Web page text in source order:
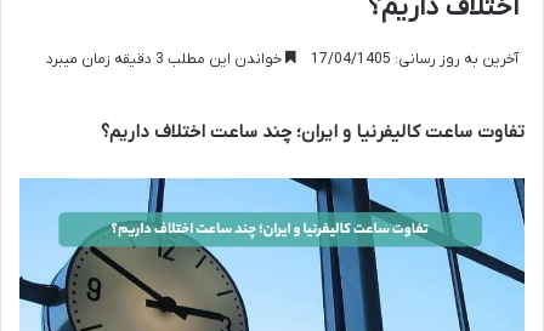
اختلاف داریم؟
آخرین به روز رسانی: 17/04/1405 خواندن این مطلب 3 دقیقه زمان میبرد
تفاوت ساعت کالیفرنیا و ایران؛ چند ساعت اختلاف داریم؟